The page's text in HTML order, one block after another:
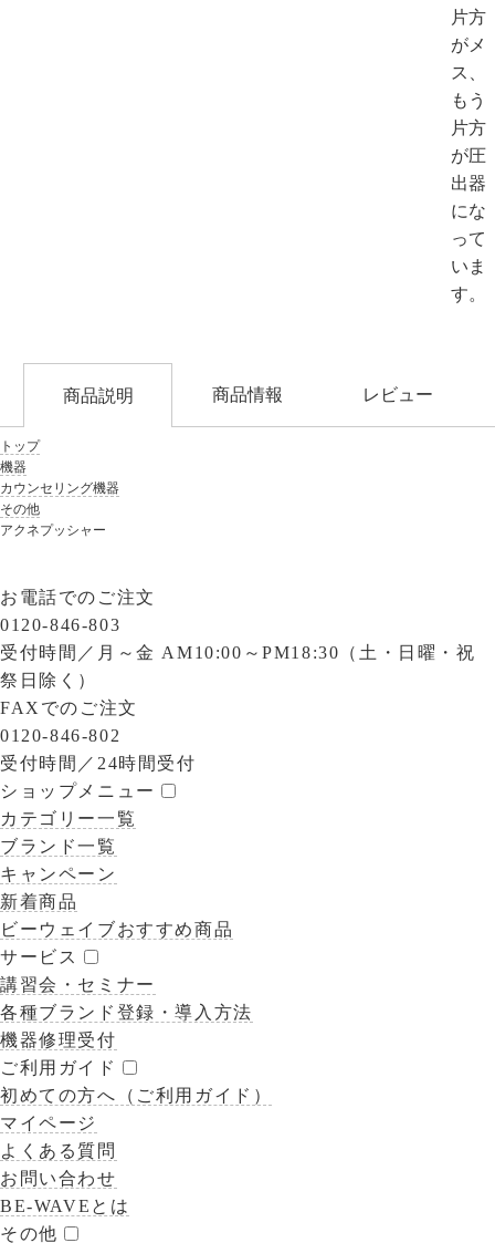
トップ
機器
カウンセリング機器
その他
アクネプッシャー
片方
がメ
ス、
もう
片方
が圧
出器
にな
って
いま
す。
商品説明 商品情報 レビュー
お電話でのご注文
0120-846-803
受付時間／ 月～金 AM10:00～PM18:30（土・日曜・祝
祭日除く）
FAXでのご注文
0120-846-802
受付時間／ 24時間受付
ショップメニュー
カテゴリー一覧
ブランド一覧
キャンペーン
新着商品
ビーウェイブおすすめ商品
サービス
講習会・セミナー
各種ブランド登録・導入方法
機器修理受付
ご利用ガイド
初めての方へ（ご利用ガイド）
マイページ
よくある質問
お問い合わせ
BE-WAVEとは
その他